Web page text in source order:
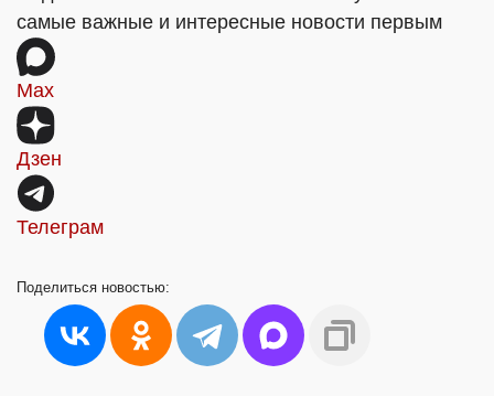
самые важные и интересные новости первым
Max
Дзен
Телеграм
Поделиться новостью: